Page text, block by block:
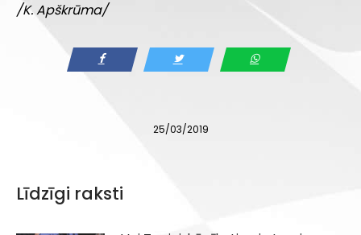
/K. Apškrūma/
25/03/2019
Līdzīgi raksti